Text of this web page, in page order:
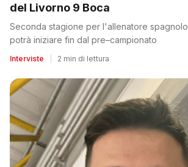
del Livorno 9 Boca
Seconda stagione per l'allenatore
potrà iniziare fin dal pre–campionato
Interviste 2 min di lettura